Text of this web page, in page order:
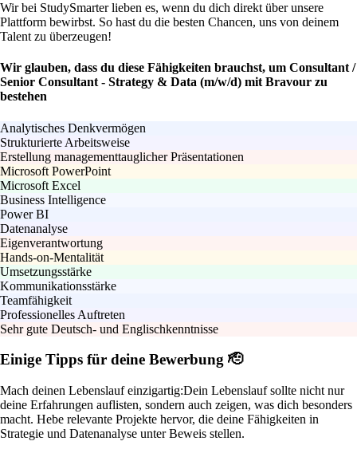
Wir bei StudySmarter lieben es, wenn du dich direkt über unsere
Plattform bewirbst. So hast du die besten Chancen, uns von deinem
Talent zu überzeugen!
Wir glauben, dass du diese Fähigkeiten brauchst, um Consultant /
Senior Consultant - Strategy & Data (m/w/d) mit Bravour zu
bestehen
Analytisches Denkvermögen
Strukturierte Arbeitsweise
Erstellung managementtauglicher Präsentationen
Microsoft PowerPoint
Microsoft Excel
Business Intelligence
Power BI
Datenanalyse
Eigenverantwortung
Hands-on-Mentalität
Umsetzungsstärke
Kommunikationsstärke
Teamfähigkeit
Professionelles Auftreten
Sehr gute Deutsch- und Englischkenntnisse
Einige Tipps für deine Bewerbung 🫡
Mach deinen Lebenslauf einzigartig:Dein Lebenslauf sollte nicht nur
deine Erfahrungen auflisten, sondern auch zeigen, was dich besonders
macht. Hebe relevante Projekte hervor, die deine Fähigkeiten in
Strategie und Datenanalyse unter Beweis stellen.